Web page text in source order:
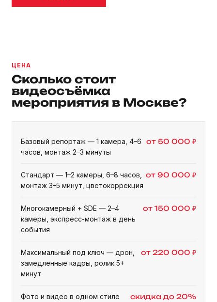
ЦЕНА
Сколько стоит
видеосъёмка
мероприятия в Москве?
Базовый репортаж — 1 камера, 4–6
часов, монтаж 2–3 минуты
от 50 000 ₽
Стандарт — 1–2 камеры, 6–8 часов,
монтаж 3–5 минут, цветокоррекция
от 90 000 ₽
Многокамерный + SDE — 2–4
камеры, экспресс-монтаж в день
события
от 150 000 ₽
Максимальный под ключ — дрон,
замедленные кадры, ролик 5+
минут
от 220 000 ₽
Фото и видео в одном стиле скидка до 20%